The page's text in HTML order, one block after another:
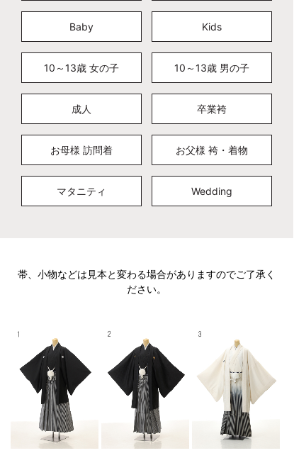
Baby Kids
10～13歳 女の子 10～13歳 男の子
成人 卒業袴
お母様 訪問着 お父様 袴・着物
マタニティ Wedding
帯、小物などは見本と変わる場合がありますのでご了承く
ださい。